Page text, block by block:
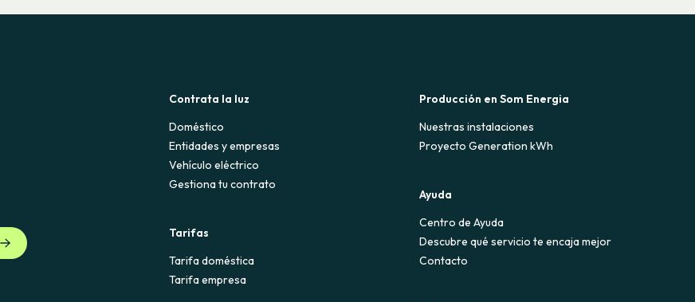
Contrata la luz
Doméstico
Entidades y empresas
Vehículo eléctrico
Gestiona tu contrato
Tarifas
Tarifa doméstica
Tarifa empresa
Producción en Som Energia
Nuestras instalaciones
Proyecto Generation kWh
Ayuda
Centro de Ayuda
Descubre qué servicio te encaja mejor
Contacto